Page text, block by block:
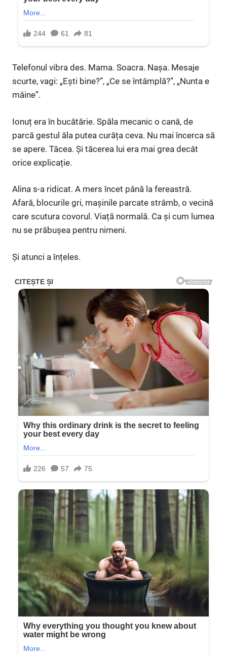
Telefonul vibra des. Mama. Soacra. Nașa. Mesaje
scurte, vagi: „Ești bine?”, „Ce se întâmplă?”, „Nunta e
mâine”.
Ionuț era în bucătărie. Spăla mecanic o cană, de
parcă gestul ăla putea curăța ceva. Nu mai încerca să
se apere. Tăcea. Și tăcerea lui era mai grea decât
orice explicație.
Alina s-a ridicat. A mers încet până la fereastră.
Afară, blocurile gri, mașinile parcate strâmb, o vecină
care scutura covorul. Viață normală. Ca și cum lumea
nu se prăbușea pentru nimeni.
Și atunci a înțeles.